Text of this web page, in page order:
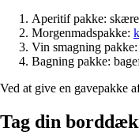
Aperitif pakke:
Morgenmadspakke:
Vin smagning
Bagning pakke:
Ved at give en gavepakke
Tag din